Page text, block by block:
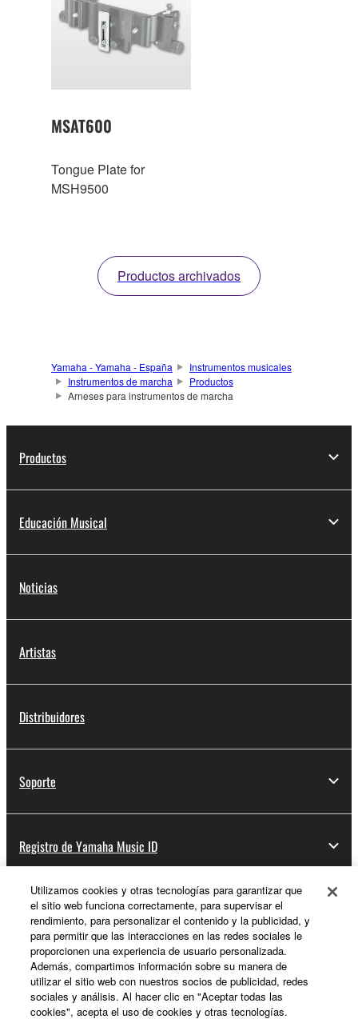
MSAT600
Tongue Plate for
MSH9500
Productos archivados
Yamaha - Yamaha - España
Instrumentos musicales
Instrumentos de marcha
Productos
Arneses para instrumentos de marcha
Productos
Educación Musical
Noticias
Artistas
Distribuidores
Soporte
Registro de Yamaha Music ID
Acerca de Yamaha
España - Spanish
Empresa
Utilizamos cookies y otras tecnologías para garantizar que
el sitio web funciona correctamente, para supervisar el
rendimiento, para personalizar el contenido y la publicidad, y
para permitir que las interacciones en las redes sociales le
proporcionen una experiencia de usuario personalizada.
Además, compartimos información sobre su manera de
utilizar el sitio web con nuestros socios de publicidad, redes
sociales y análisis. Al hacer clic en "Aceptar todas las
cookies", acepta el uso de cookies y otras tecnologías.